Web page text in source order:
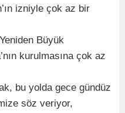
izniyle çok az bir
Büyük
kurulmasına çok az
bu yolda gece gündüz
söz veriyor,